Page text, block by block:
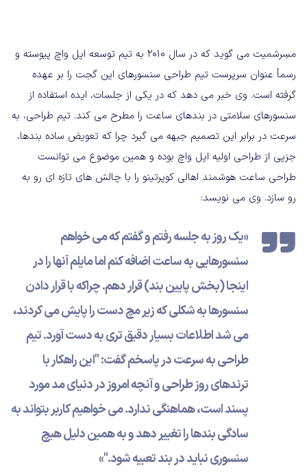
مسِرشمیت می گوید که در سال ۲۰۱۰ به تیم توسعه اپل واچ پیوسته و
رسماً عنوان سرپرست تیم طراحی سنسورهای این گجت را بر عهده
گرفته است. وی خبر می دهد که در یکی از جلسات، ایده استفاده از
سنسورهای سلامتی در بندهای ساعت را مطرح می کند. تیم طراحی، به
سرعت در برابر این تصمیم جبهه می گیرد چرا که تعویض ساده بندها،
جزیی از طراحی اولیه اپل واچ بوده و همین موضوع می توانست
طراحی ساعت هوشمند اهالی کوپرتینو را با چالش های تازه ای رو به
رو سازد. وی می نویسد:
«یک روز به جلسه رفتم و گفتم که می خواهم
سنسورهایی به ساعت اضافه کنم اما مایلم آنها را در
اینجا (بخش پایین بند) قرار دهم. چراکه با قرار دادن
سنسورها به شکلی که زیر مچ دست را پایش می کردند،
می شد اطلاعات بسیار دقیق تری به دست آورد. تیم
طراحی به سرعت در پاسخم گفت: "این راهکار با
ترندهای روز طراحی و آنچه امروز در دنیای مد مورد
پسند است، هماهنگی ندارد. می خواهیم کاربر بتواند به
سادگی بندها را تغییر دهد و به همین دلیل هیچ
سنسوری نباید در بند تعبیه شود."»